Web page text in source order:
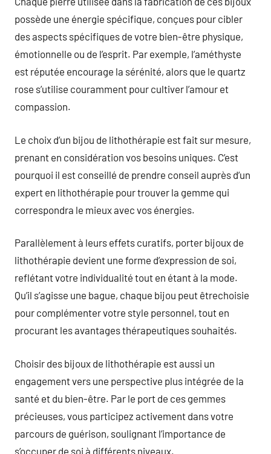
possède une énergie spécifique, conçues pour cibler
des aspects spécifiques de votre bien-être physique,
émotionnelle ou de l’esprit. Par exemple, l’améthyste
est réputée encourage la sérénité, alors que le quartz
rose s’utilise couramment pour cultiver l’amour et
compassion.
Le choix d’un bijou de lithothérapie est fait sur mesure,
prenant en considération vos besoins uniques. C’est
pourquoi il est conseillé de prendre conseil auprès d’un
expert en lithothérapie pour trouver la gemme qui
correspondra le mieux avec vos énergies.
Parallèlement à leurs effets curatifs, porter bijoux de
lithothérapie devient une forme d’expression de soi,
reflétant votre individualité tout en étant à la mode.
Qu’il s’agisse une bague, chaque bijou peut êtrechoisie
pour complémenter votre style personnel, tout en
procurant les avantages thérapeutiques souhaités.
Choisir des bijoux de lithothérapie est aussi un
engagement vers une perspective plus intégrée de la
santé et du bien-être. Par le port de ces gemmes
précieuses, vous participez activement dans votre
parcours de guérison, soulignant l’importance de
s’occuper de soi à différents niveaux.